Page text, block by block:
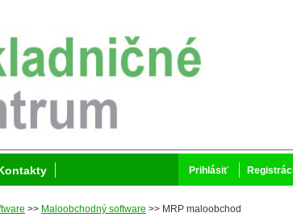
>> Maloobchodný software >> MRP maloobchod
Prihlásiť